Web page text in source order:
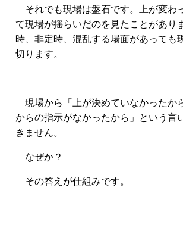
それでも現場は盤石です。上が変わ
て現場が揺らいだのを見たことがあり
時、非定時、混乱する場面があっても
切ります。
現場から「上が決めていなかったか
からの指示がなかったから」という言
きません。
なぜか？
その答えが仕組みです。